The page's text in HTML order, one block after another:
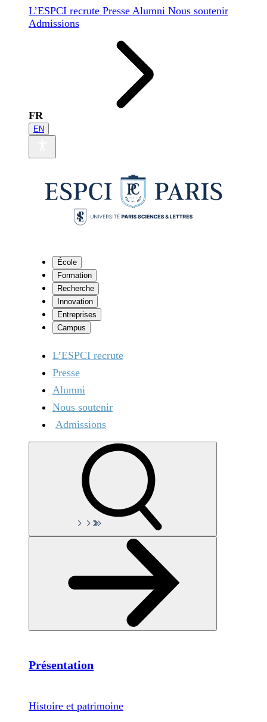
L’ESPCI recrute Presse Alumni Nous soutenir
Admissions
FR
EN
École
Formation
Recherche
Innovation
Entreprises
Campus
L’ESPCI recrute
Presse
Alumni
Nous soutenir
Admissions
Présentation
Histoire et patrimoine